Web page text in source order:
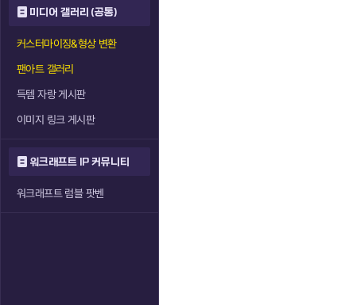
미디어 갤러리 (공통)
커스터마이징&형상 변환
팬아트 갤러리
득템 자랑 게시판
이미지 링크 게시판
워크래프트 IP 커뮤니티
워크래프트 럼블 팟벤